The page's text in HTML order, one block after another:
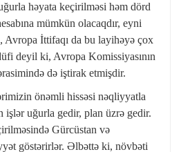
həyata keçirilməsi həm dörd
mümkün olacaqdır, eyni
İttifaqı da bu layihəyə çox
deyil ki, Avropa Komissiyasının
də iştirak etmişdir.
önəmli hissəsi nəqliyyatla
işlər uğurla gedir, plan üzrə gedir.
Gürcüstan və
göstərirlər. Əlbəttə ki, növbəti